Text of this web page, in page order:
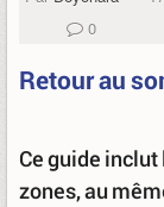
0
Retour au
Ce guide
zones, au